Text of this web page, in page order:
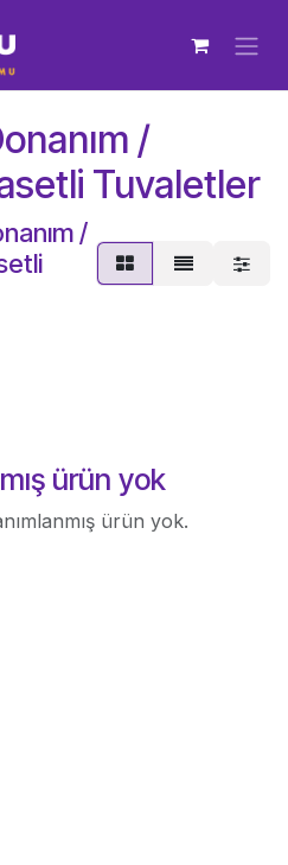
/
Tuvaletler
/
ürün yok
ürün yok.